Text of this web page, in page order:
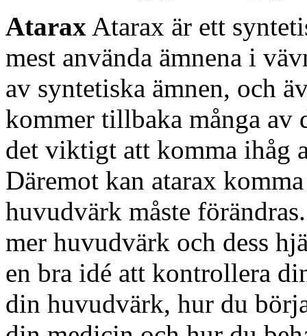
Atarax Atarax är ett
mest använda ämnena i
av syntetiska ämnen, och
kommer tillbaka många av
det viktigt att komma ihåg
Däremot kan atarax
huvudvärk måste
mer huvudvärk och dess
en bra idé att kontrollera
din huvudvärk, hur du